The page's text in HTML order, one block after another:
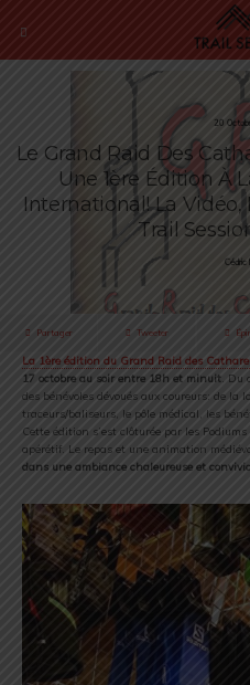
20
Le Grand Raid Des
Une 1ère Édition À
International! La
Trail
Cédric
Partager Tweeter
La 1ère édition du Grand Raid des
17 octobre au soir entre 18h et minuit. Du
des bénévoles dévoués aux coureurs: de
traceurs/baliseurs, le pôle médical, les
Cette édition s’est clôturée par les
apérétif. Le repas et une animation
dans une ambiance chaleureuse et